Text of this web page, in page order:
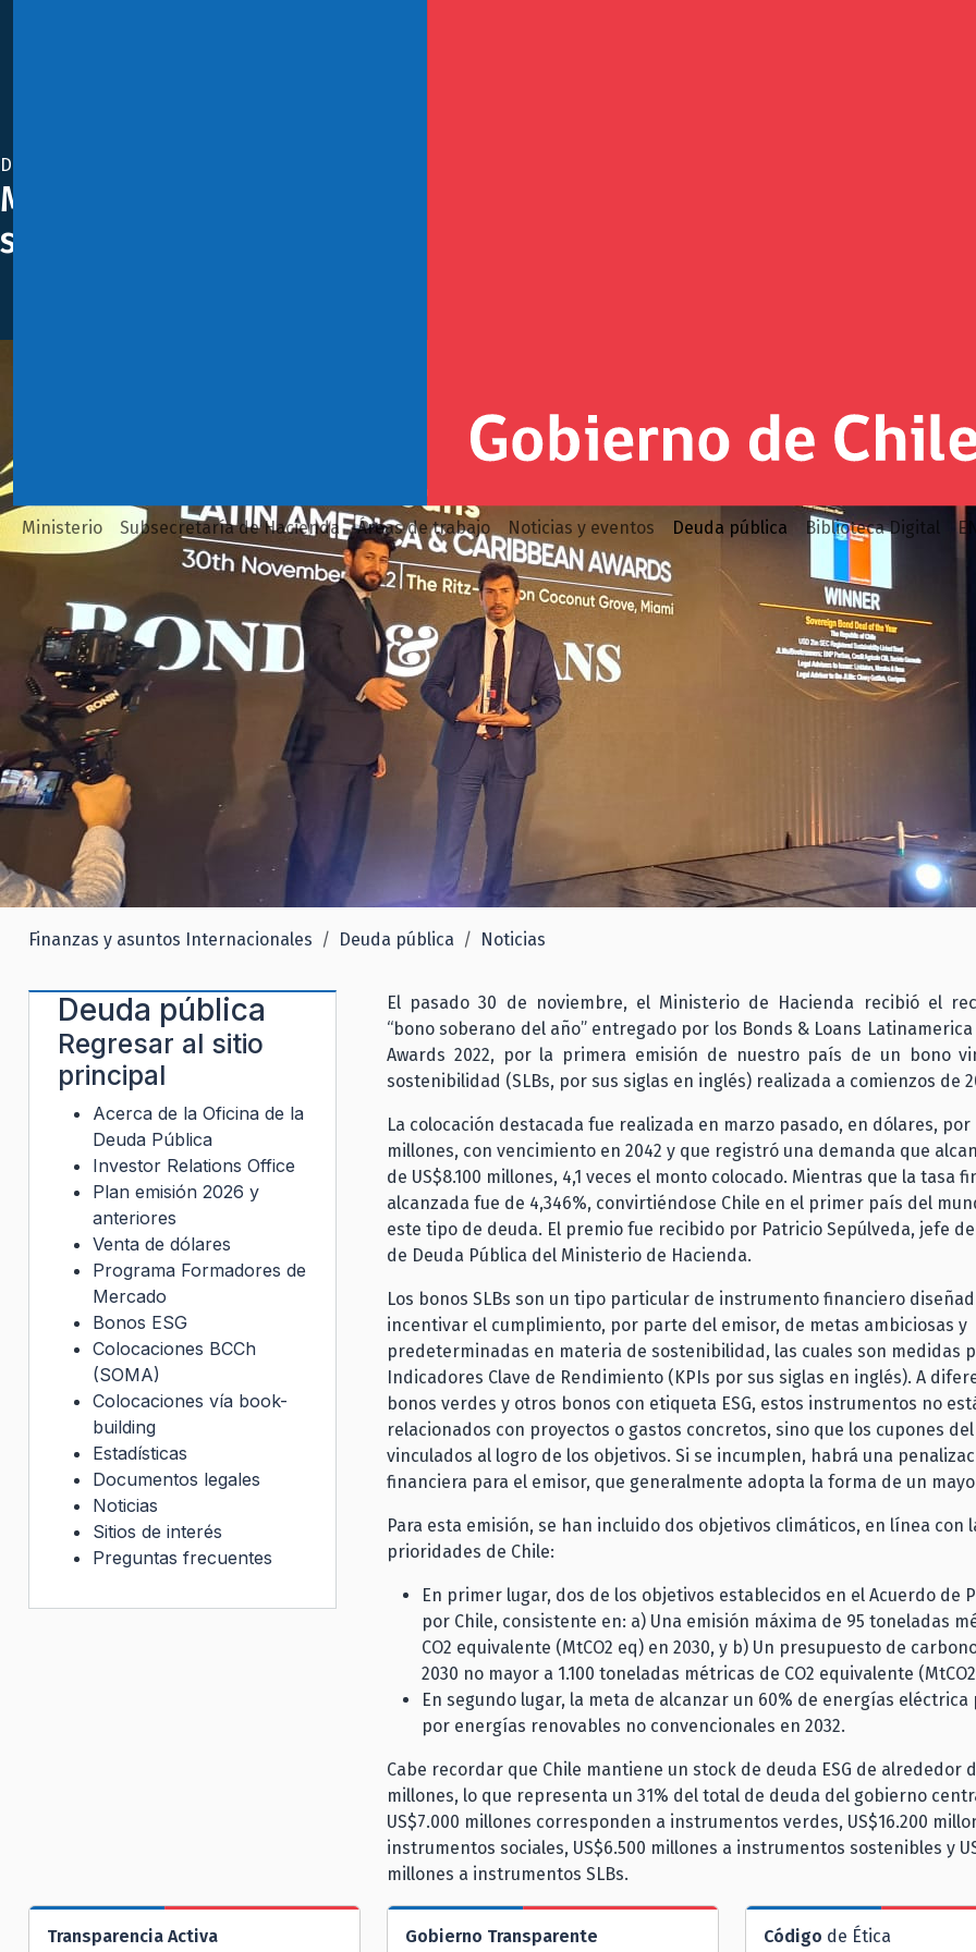
Ministerio Subsecretaría de Hacienda Áreas de trabajo Noticias y eventos Deuda pública Biblioteca Digital
Diciembre 9, 2022
Ministerio de Hacienda recibe reconocimiento por primera
sostenibilidad
Finanzas y asuntos Internacionales Deuda pública Noticias
El pasado 30 de noviembre, el Ministerio de Hacienda recibió el
“bono soberano del año” entregado por los Bonds & Loans
Awards 2022, por la primera emisión de nuestro país de un bono
sostenibilidad (SLBs, por sus siglas en inglés) realizada a comienzos de
La colocación destacada fue realizada en marzo pasado, en dólares, por
millones, con vencimiento en 2042 y que registró una demanda que
de US$8.100 millones, 4,1 veces el monto colocado. Mientras que la tasa
alcanzada fue de 4,346%, convirtiéndose Chile en el primer país del
este tipo de deuda. El premio fue recibido por Patricio Sepúlveda, jefe
de Deuda Pública del Ministerio de Hacienda.
Los bonos SLBs son un tipo particular de instrumento financiero
incentivar el cumplimiento, por parte del emisor, de metas ambiciosas y
predeterminadas en materia de sostenibilidad, las cuales son medidas
Indicadores Clave de Rendimiento (KPIs por sus siglas en inglés). A
bonos verdes y otros bonos con etiqueta ESG, estos instrumentos no
relacionados con proyectos o gastos concretos, sino que los cupones
vinculados al logro de los objetivos. Si se incumplen, habrá una
financiera para el emisor, que generalmente adopta la forma de un
Para esta emisión, se han incluido dos objetivos climáticos, en línea con
prioridades de Chile:
En primer lugar, dos de los objetivos establecidos en el Acuerdo de
por Chile, consistente en: a) Una emisión máxima de 95 toneladas
CO2 equivalente (MtCO2 eq) en 2030, y b) Un presupuesto de
2030 no mayor a 1.100 toneladas métricas de CO2 equivalente
En segundo lugar, la meta de alcanzar un 60% de energías
por energías renovables no convencionales en 2032.
Cabe recordar que Chile mantiene un stock de deuda ESG de alrededor
millones, lo que representa un 31% del total de deuda del gobierno
US$7.000 millones corresponden a instrumentos verdes, US$16.200
instrumentos sociales, US$6.500 millones a instrumentos sostenibles y
millones a instrumentos SLBs.
Deuda pública
Regresar al sitio
principal
Acerca de la Oficina de la
Deuda Pública
Investor Relations Office
Plan emisión 2026 y
anteriores
Venta de dólares
Programa Formadores de
Mercado
Bonos ESG
Colocaciones BCCh
(SOMA)
Colocaciones vía book-
building
Estadísticas
Documentos legales
Noticias
Sitios de interés
Preguntas frecuentes
Transparencia Activa Gobierno Transparente Código de Ética